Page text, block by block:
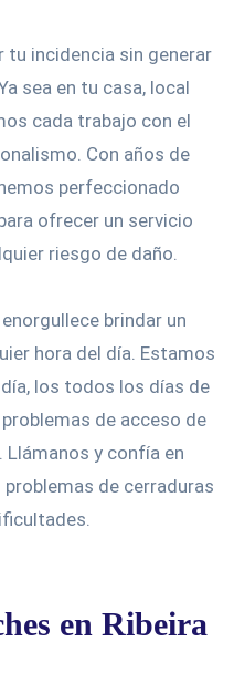
tu incidencia sin generar
sea en tu casa, local
cada trabajo con el
Con años de
perfeccionado
ofrecer un servicio
riesgo de daño.
brindar un
hora del día. Estamos
los todos los días de
de acceso de
y confía en
de cerraduras
en Ribeira